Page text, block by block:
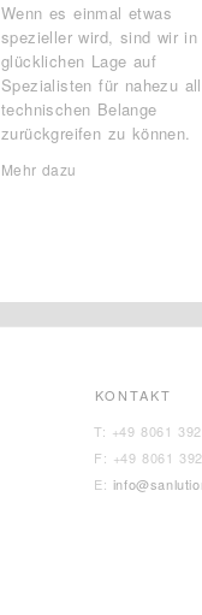
Wenn es einmal etwas
spezieller wird, sind wir in
glücklichen Lage auf
Spezialisten für nahezu
technischen Belange
zurückgreifen zu können.
Mehr dazu
KONTAKT
T: +49 8061
F: +49 8061
E: